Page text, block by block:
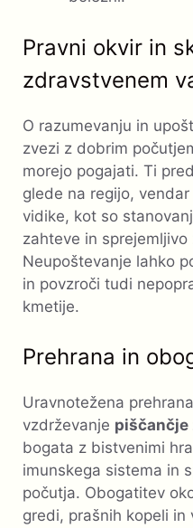
Pravni okvir in
zdravstvenem
O razumevanju in
zvezi z dobrim
morejo pogajati. Ti
glede na regijo,
vidike, kot so
zahteve in sprejemljivo
Neupoštevanje lahko
in povzroči tudi
kmetije.
Prehrana in
Uravnotežena
vzdrževanje piščančje
bogata z bistvenimi
imunskega sistema in
počutja. Obogatitev
gredi, prašnih kopeli in